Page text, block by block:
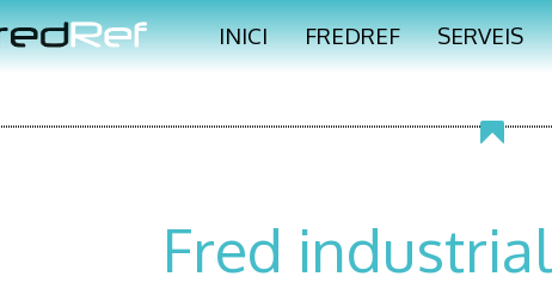
INICI FREDREF SERVEIS
Fred